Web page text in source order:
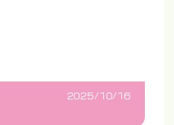
2025/10/16